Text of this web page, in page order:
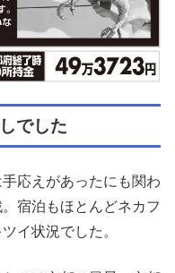
でした
応えがあったにも関わ
宿泊もほとんどネカフ
イ状況でした。